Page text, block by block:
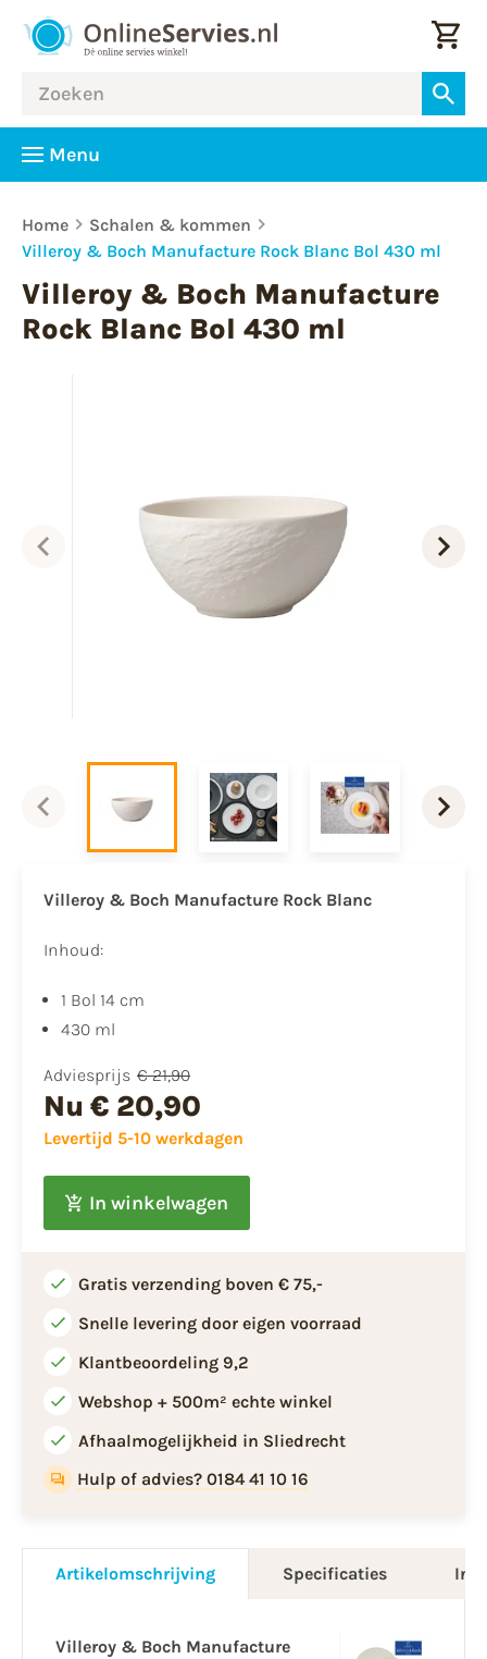
Menu
Home
Schalen & kommen
Villeroy & Boch Manufacture Rock Blanc Bol 430 ml
Villeroy & Boch Manufacture
Rock Blanc Bol 430 ml
Villeroy & Boch Manufacture Rock Blanc
Inhoud:
1 Bol 14 cm
430 ml
Adviesprijs € 21,90
Nu € 20,90
Levertijd 5-10 werkdagen
In winkelwagen
Gratis verzending boven € 75,-
Snelle levering door eigen voorraad
Klantbeoordeling 9,2
Webshop + 500m² echte winkel
Afhaalmogelijkheid in Sliedrecht
Hulp of advies? 0184 41 10 16
Artikelomschrijving Specificaties
Villeroy & Boch Manufacture